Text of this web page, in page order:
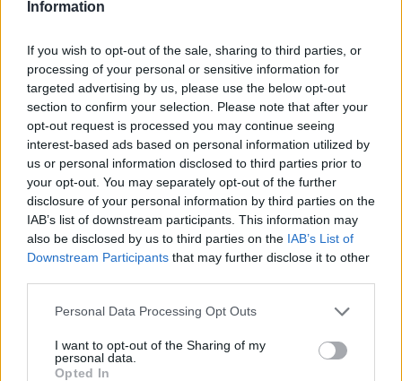
Information
If you wish to opt-out of the sale, sharing to third parties, or
processing of your personal or sensitive information for
targeted advertising by us, please use the below opt-out
section to confirm your selection. Please note that after your
opt-out request is processed you may continue seeing
interest-based ads based on personal information utilized by
us or personal information disclosed to third parties prior to
your opt-out. You may separately opt-out of the further
disclosure of your personal information by third parties on the
IAB’s list of downstream participants. This information may
also be disclosed by us to third parties on the IAB’s List of
Downstream Participants that may further disclose it to other
Personal Data Processing Opt Outs
I want to opt-out of the Sharing of my
personal data.
Opted In
Tags:
fansja e kides , kida ,
kides i ndodh e
papritura
kontroll pas ndërhyrjes në
terrene të vështira
dhe e tërheq zvarrë 12-